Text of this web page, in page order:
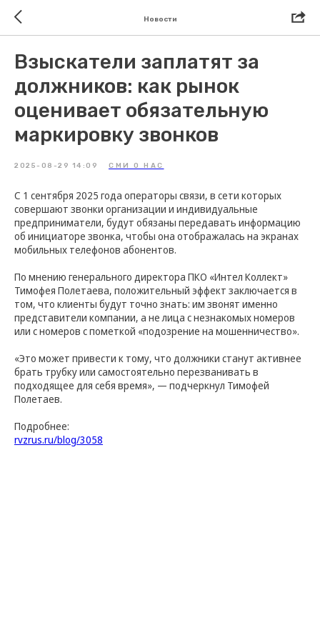
Новости
Взыскатели заплатят за
должников: как рынок
оценивает обязательную
маркировку звонков
2025-08-29 14:09 СМИ О НАС
С 1 сентября 2025 года операторы связи, в сети которых
совершают звонки организации и индивидуальные
предприниматели, будут обязаны передавать информацию
об инициаторе звонка, чтобы она отображалась на экранах
мобильных телефонов абонентов.
По мнению генерального директора ПКО «Интел Коллект»
Тимофея Полетаева, положительный эффект заключается в
том, что клиенты будут точно знать: им звонят именно
представители компании, а не лица с незнакомых номеров
или с номеров с пометкой «подозрение на мошенничество».
«Это может привести к тому, что должники станут активнее
брать трубку или самостоятельно перезванивать в
подходящее для себя время», — подчеркнул Тимофей
Полетаев.
Подробнее:
rvzrus.ru/blog/3058